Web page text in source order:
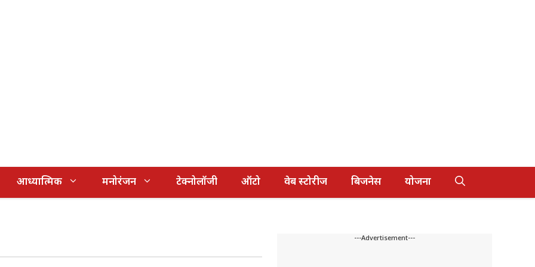
आध्यात्मिक मनोरंजन टेक्नोलॉजी ऑटो वेब स्टोरीज बिजनेस योजना
---Advertisement---